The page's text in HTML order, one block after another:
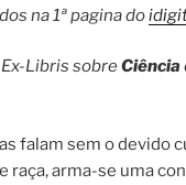
na 1ª pagina do
Libris sobreCiência
falam sem o devido
raça, arma-se uma